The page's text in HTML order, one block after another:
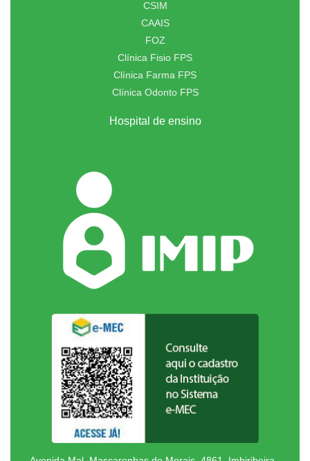
CSIM
CAAIS
FOZ
Clínica Fisio FPS
Clínica Farma FPS
Clínica Odonto FPS
Hospital de ensino